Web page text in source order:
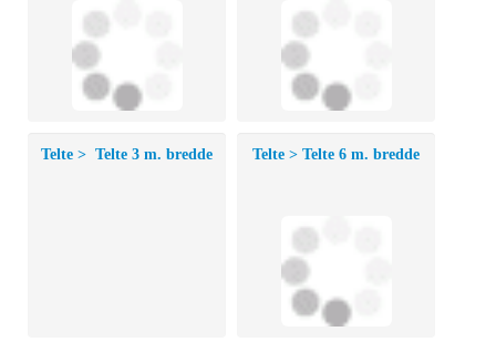
Telte > Telte 3 m. bredde Telte > Telte 6 m. bredde